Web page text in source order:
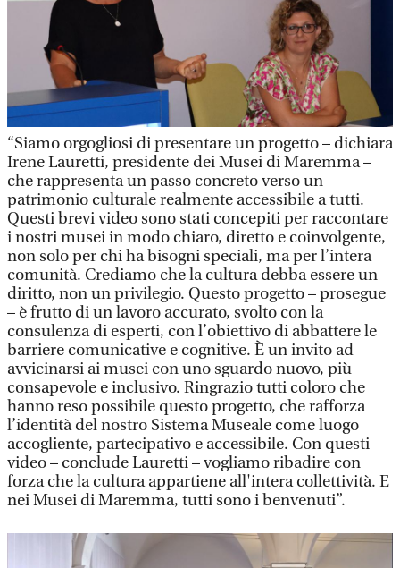
“Siamo orgogliosi di presentare un progetto – dichiara
Irene Lauretti, presidente dei Musei di Maremma –
che rappresenta un passo concreto verso un
patrimonio culturale realmente accessibile a tutti.
Questi brevi video sono stati concepiti per raccontare
i nostri musei in modo chiaro, diretto e coinvolgente,
non solo per chi ha bisogni speciali, ma per l’intera
comunità. Crediamo che la cultura debba essere un
diritto, non un privilegio. Questo progetto – prosegue
– è frutto di un lavoro accurato, svolto con la
consulenza di esperti, con l’obiettivo di abbattere le
barriere comunicative e cognitive. È un invito ad
avvicinarsi ai musei con uno sguardo nuovo, più
consapevole e inclusivo. Ringrazio tutti coloro che
hanno reso possibile questo progetto, che rafforza
l’identità del nostro Sistema Museale come luogo
accogliente, partecipativo e accessibile. Con questi
video – conclude Lauretti – vogliamo ribadire con
forza che la cultura appartiene all'intera collettività. E
nei Musei di Maremma, tutti sono i benvenuti”.